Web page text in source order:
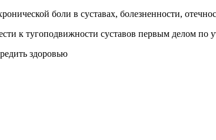
боли в суставах, болезненности,
к тугоподвижности суставов первым делом по
здоровью